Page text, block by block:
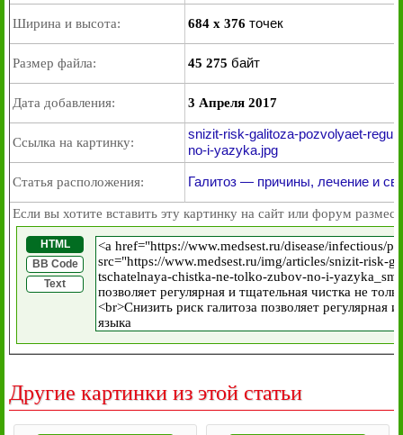
Ширина и высота: 684 x 376 точек
Размер файла: 45 275 байт
Дата добавления: 3 Апреля 2017
Ссылка на картинку:
snizit-risk-galitoza-pozvolyaet-
no-i-yazyka.jpg
Статья расположения: Галитоз — причины, лечение и
Если вы хотите вставить эту картинку на сайт или форум
HTML
BB Code
Text
Другие картинки из этой статьи